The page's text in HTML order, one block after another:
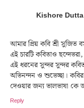
Kishore Dutta
আমার প্রিয় কবি শ্রী সুজিত
এই চারটি কবিতাও
এই ধরনের সুন্দর সুন্দর
অভিনন্দন ও শুভেচ্ছা।
দেওয়ার জন্য ভালভাষা কে
Reply